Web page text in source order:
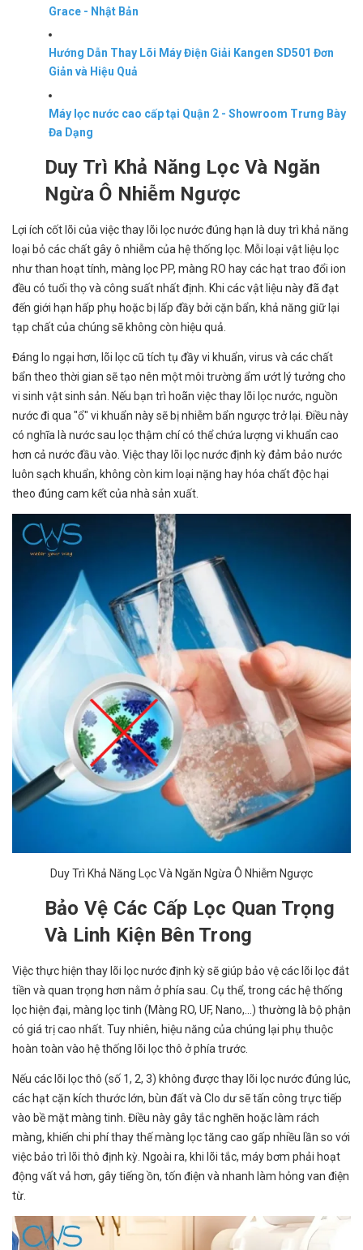
Grace - Nhật Bản
Hướng Dẫn Thay Lõi Máy Điện Giải Kangen SD501 Đơn
Giản và Hiệu Quả
Máy lọc nước cao cấp tại Quận 2 - Showroom Trưng Bày
Đa Dạng
Duy Trì Khả Năng Lọc Và Ngăn
Ngừa Ô Nhiễm Ngược
Lợi ích cốt lõi của việc thay lõi lọc nước đúng hạn là duy trì khả năng
loại bỏ các chất gây ô nhiễm của hệ thống lọc. Mỗi loại vật liệu lọc
như than hoạt tính, màng lọc PP, màng RO hay các hạt trao đổi ion
đều có tuổi thọ và công suất nhất định. Khi các vật liệu này đã đạt
đến giới hạn hấp phụ hoặc bị lấp đầy bởi cặn bẩn, khả năng giữ lại
tạp chất của chúng sẽ không còn hiệu quả.
Đáng lo ngại hơn, lõi lọc cũ tích tụ đầy vi khuẩn, virus và các chất
bẩn theo thời gian sẽ tạo nên một môi trường ẩm ướt lý tưởng cho
vi sinh vật sinh sản. Nếu bạn trì hoãn việc thay lõi lọc nước, nguồn
nước đi qua "ổ" vi khuẩn này sẽ bị nhiễm bẩn ngược trở lại. Điều này
có nghĩa là nước sau lọc thậm chí có thể chứa lượng vi khuẩn cao
hơn cả nước đầu vào. Việc thay lõi lọc nước định kỳ đảm bảo nước
luôn sạch khuẩn, không còn kim loại nặng hay hóa chất độc hại
theo đúng cam kết của nhà sản xuất.
Duy Trì Khả Năng Lọc Và Ngăn Ngừa Ô Nhiễm Ngược
Bảo Vệ Các Cấp Lọc Quan Trọng
Và Linh Kiện Bên Trong
Việc thực hiện thay lõi lọc nước định kỳ sẽ giúp bảo vệ các lõi lọc đắt
tiền và quan trọng hơn nằm ở phía sau. Cụ thể, trong các hệ thống
lọc hiện đại, màng lọc tinh (Màng RO, UF, Nano,...) thường là bộ phận
có giá trị cao nhất. Tuy nhiên, hiệu năng của chúng lại phụ thuộc
hoàn toàn vào hệ thống lõi lọc thô ở phía trước.
Nếu các lõi lọc thô (số 1, 2, 3) không được thay lõi lọc nước đúng lúc,
các hạt cặn kích thước lớn, bùn đất và Clo dư sẽ tấn công trực tiếp
vào bề mặt màng tinh. Điều này gây tắc nghẽn hoặc làm rách
màng, khiến chi phí thay thế màng lọc tăng cao gấp nhiều lần so với
việc bảo trì lõi thô định kỳ. Ngoài ra, khi lõi tắc, máy bơm phải hoạt
động vất vả hơn, gây tiếng ồn, tốn điện và nhanh làm hỏng van điện
từ.